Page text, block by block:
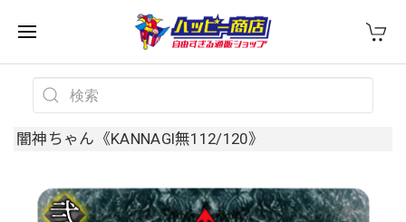
闇神ちゃん《KANNAGI無112/120》